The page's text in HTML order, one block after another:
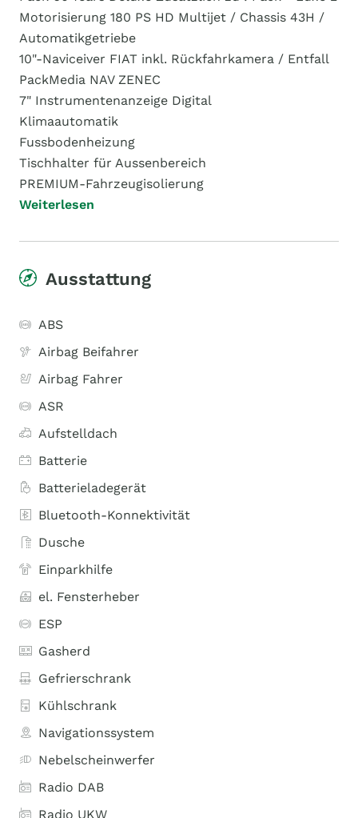
Motorisierung 180 PS HD Multijet / Chassis 43H /
Automatikgetriebe
10"-Naviceiver FIAT inkl. Rückfahrkamera / Entfall
PackMedia NAV ZENEC
7" Instrumentenanzeige Digital
Klimaautomatik
Fussbodenheizung
Tischhalter für Aussenbereich
PREMIUM-Fahrzeugisolierung
Weiterlesen
Ausstattung
ABS
Airbag Beifahrer
Airbag Fahrer
ASR
Aufstelldach
Batterie
Batterieladegerät
Bluetooth-Konnektivität
Dusche
Einparkhilfe
el. Fensterheber
ESP
Gasherd
Gefrierschrank
Kühlschrank
Navigationssystem
Nebelscheinwerfer
Radio DAB
Radio UKW